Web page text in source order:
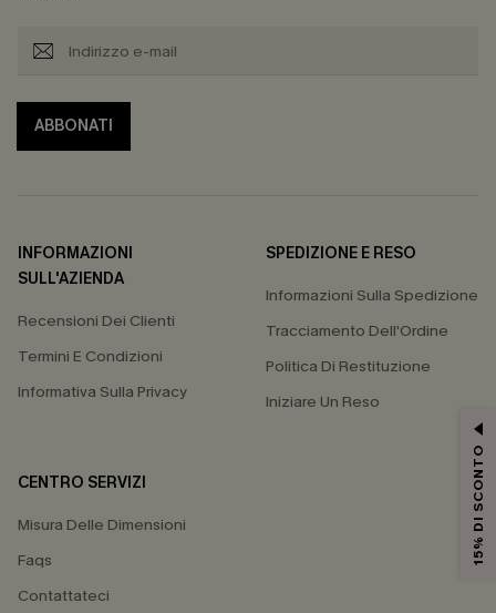
ABBONATI
INFORMAZIONI
SULL'AZIENDA
Recensioni Dei Clienti
Termini E Condizioni
Informativa Sulla Privacy
SPEDIZIONE E RESO
Informazioni Sulla Spedizione
Tracciamento Dell'Ordine
Politica Di Restituzione
Iniziare Un Reso
CENTRO SERVIZI
Misura Delle Dimensioni
Faqs
Contattateci
15% DI SCONTO